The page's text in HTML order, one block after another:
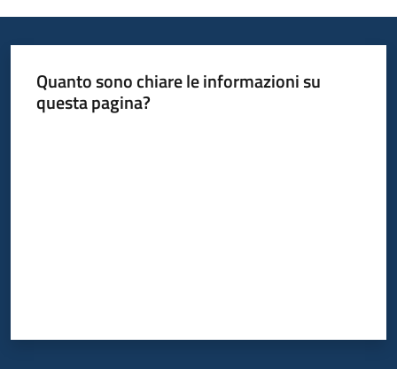
Quanto sono chiare le informazioni su
questa pagina?